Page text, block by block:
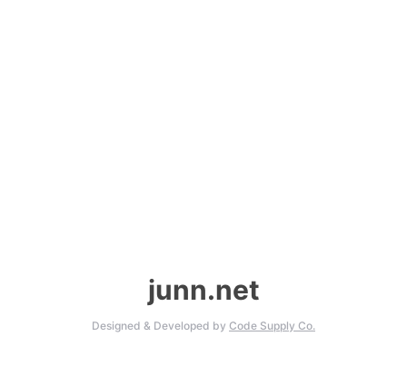
junn.net
Designed & Developed by Code Supply Co.